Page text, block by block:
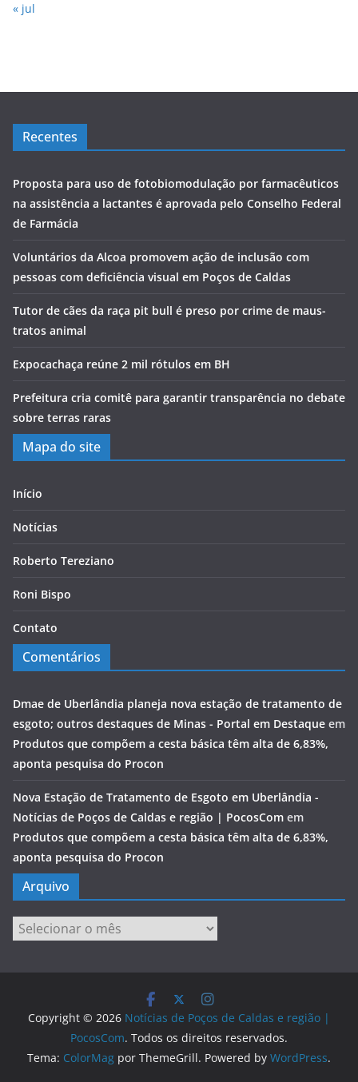
« jul
Recentes
Proposta para uso de fotobiomodulação por farmacêuticos
na assistência a lactantes é aprovada pelo Conselho Federal
de Farmácia
Voluntários da Alcoa promovem ação de inclusão com
pessoas com deficiência visual em Poços de Caldas
Tutor de cães da raça pit bull é preso por crime de maus-
tratos animal
Expocachaça reúne 2 mil rótulos em BH
Prefeitura cria comitê para garantir transparência no debate
sobre terras raras
Mapa do site
Início
Notícias
Roberto Tereziano
Roni Bispo
Contato
Comentários
Dmae de Uberlândia planeja nova estação de tratamento de
esgoto; outros destaques de Minas - Portal em Destaque em
Produtos que compõem a cesta básica têm alta de 6,83%,
aponta pesquisa do Procon
Nova Estação de Tratamento de Esgoto em Uberlândia -
Notícias de Poços de Caldas e região | PocosCom em
Produtos que compõem a cesta básica têm alta de 6,83%,
aponta pesquisa do Procon
Arquivo
Arquivo
Copyright © 2026 Notícias de Poços de Caldas e região |
PocosCom. Todos os direitos reservados.
Tema: ColorMag por ThemeGrill. Powered by WordPress.